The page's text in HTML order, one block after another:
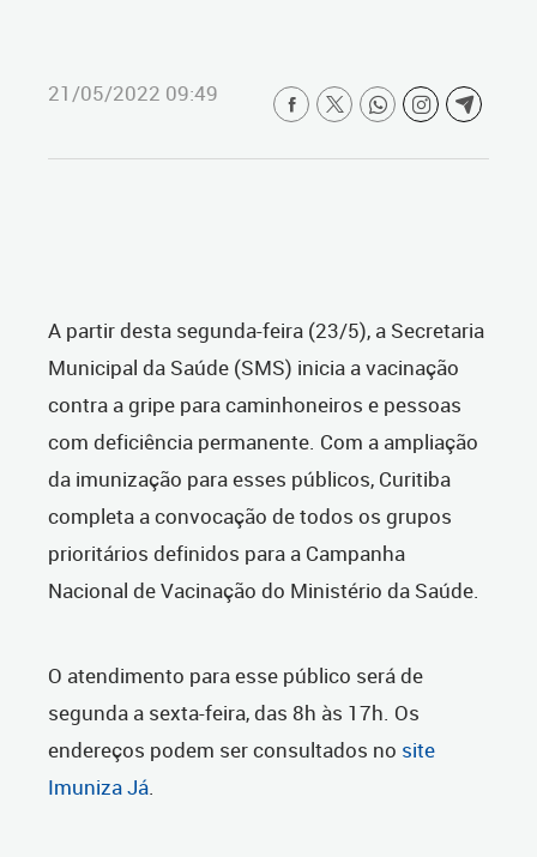
21/05/2022 09:49
A partir desta segunda-feira (23/5), a Secretaria
Municipal da Saúde (SMS) inicia a vacinação
contra a gripe para caminhoneiros e pessoas
com deficiência permanente. Com a ampliação
da imunização para esses públicos, Curitiba
completa a convocação de todos os grupos
prioritários definidos para a Campanha
Nacional de Vacinação do Ministério da Saúde.
O atendimento para esse público será de
segunda a sexta-feira, das 8h às 17h. Os
endereços podem ser consultados no site
Imuniza Já.